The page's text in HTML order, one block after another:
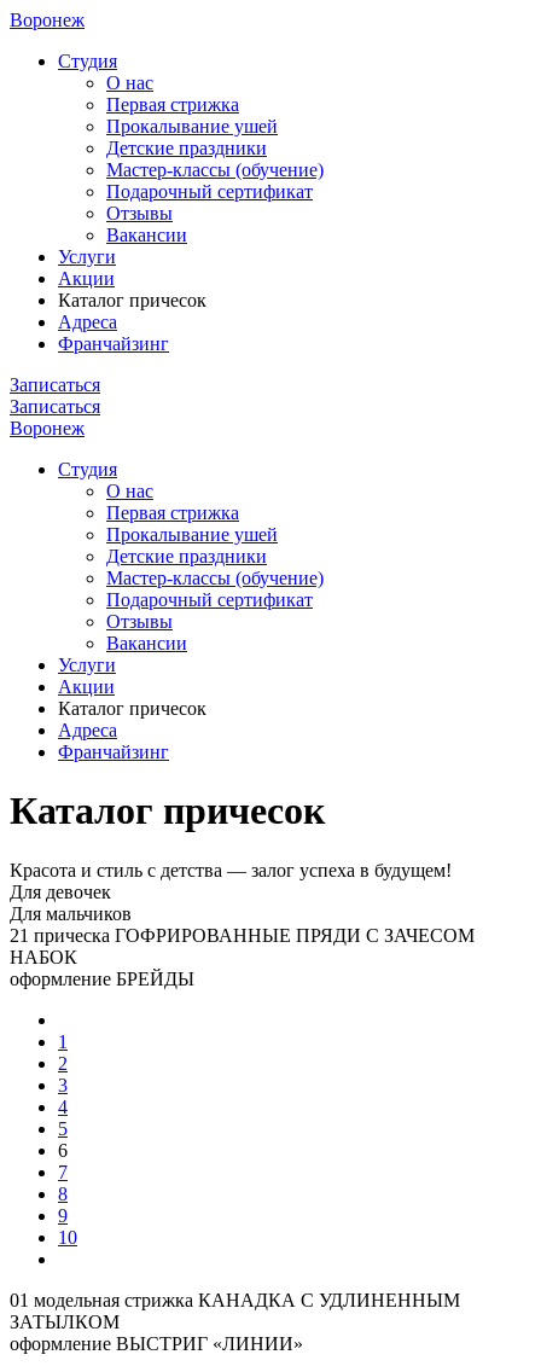
Воронеж
Cтудия
О нас
Первая стрижка
Прокалывание ушей
Детские праздники
Мастер-классы (обучение)
Подарочный сертификат
Отзывы
Вакансии
Услуги
Акции
Каталог причесок
Адреса
Франчайзинг
Записаться
Записаться
Воронеж
Cтудия
О нас
Первая стрижка
Прокалывание ушей
Детские праздники
Мастер-классы (обучение)
Подарочный сертификат
Отзывы
Вакансии
Услуги
Акции
Каталог причесок
Адреса
Франчайзинг
Каталог причесок
Красота и стиль с детства — залог успеха в будущем!
Для девочек
Для мальчиков
21 прическа ГОФРИРОВАННЫЕ ПРЯДИ С ЗАЧЕСОМ
НАБОК
оформление БРЕЙДЫ
1
2
3
4
5
6
7
8
9
10
01 модельная стрижка КАНАДКА С УДЛИНЕННЫМ
ЗАТЫЛКОМ
оформление ВЫСТРИГ «ЛИНИИ»